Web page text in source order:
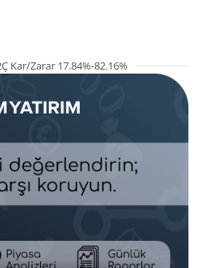
Kar/Zarar 17.84%-82.16%